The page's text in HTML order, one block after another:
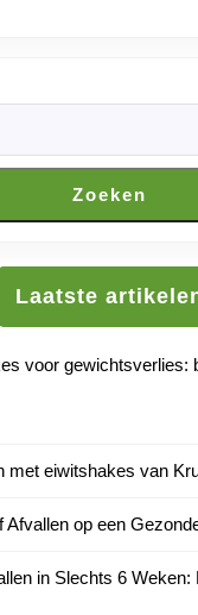
Zoeken
Laatste
voor gewichtsverlies:
met eiwitshakes van
Afvallen op een
in Slechts 6 Weken: